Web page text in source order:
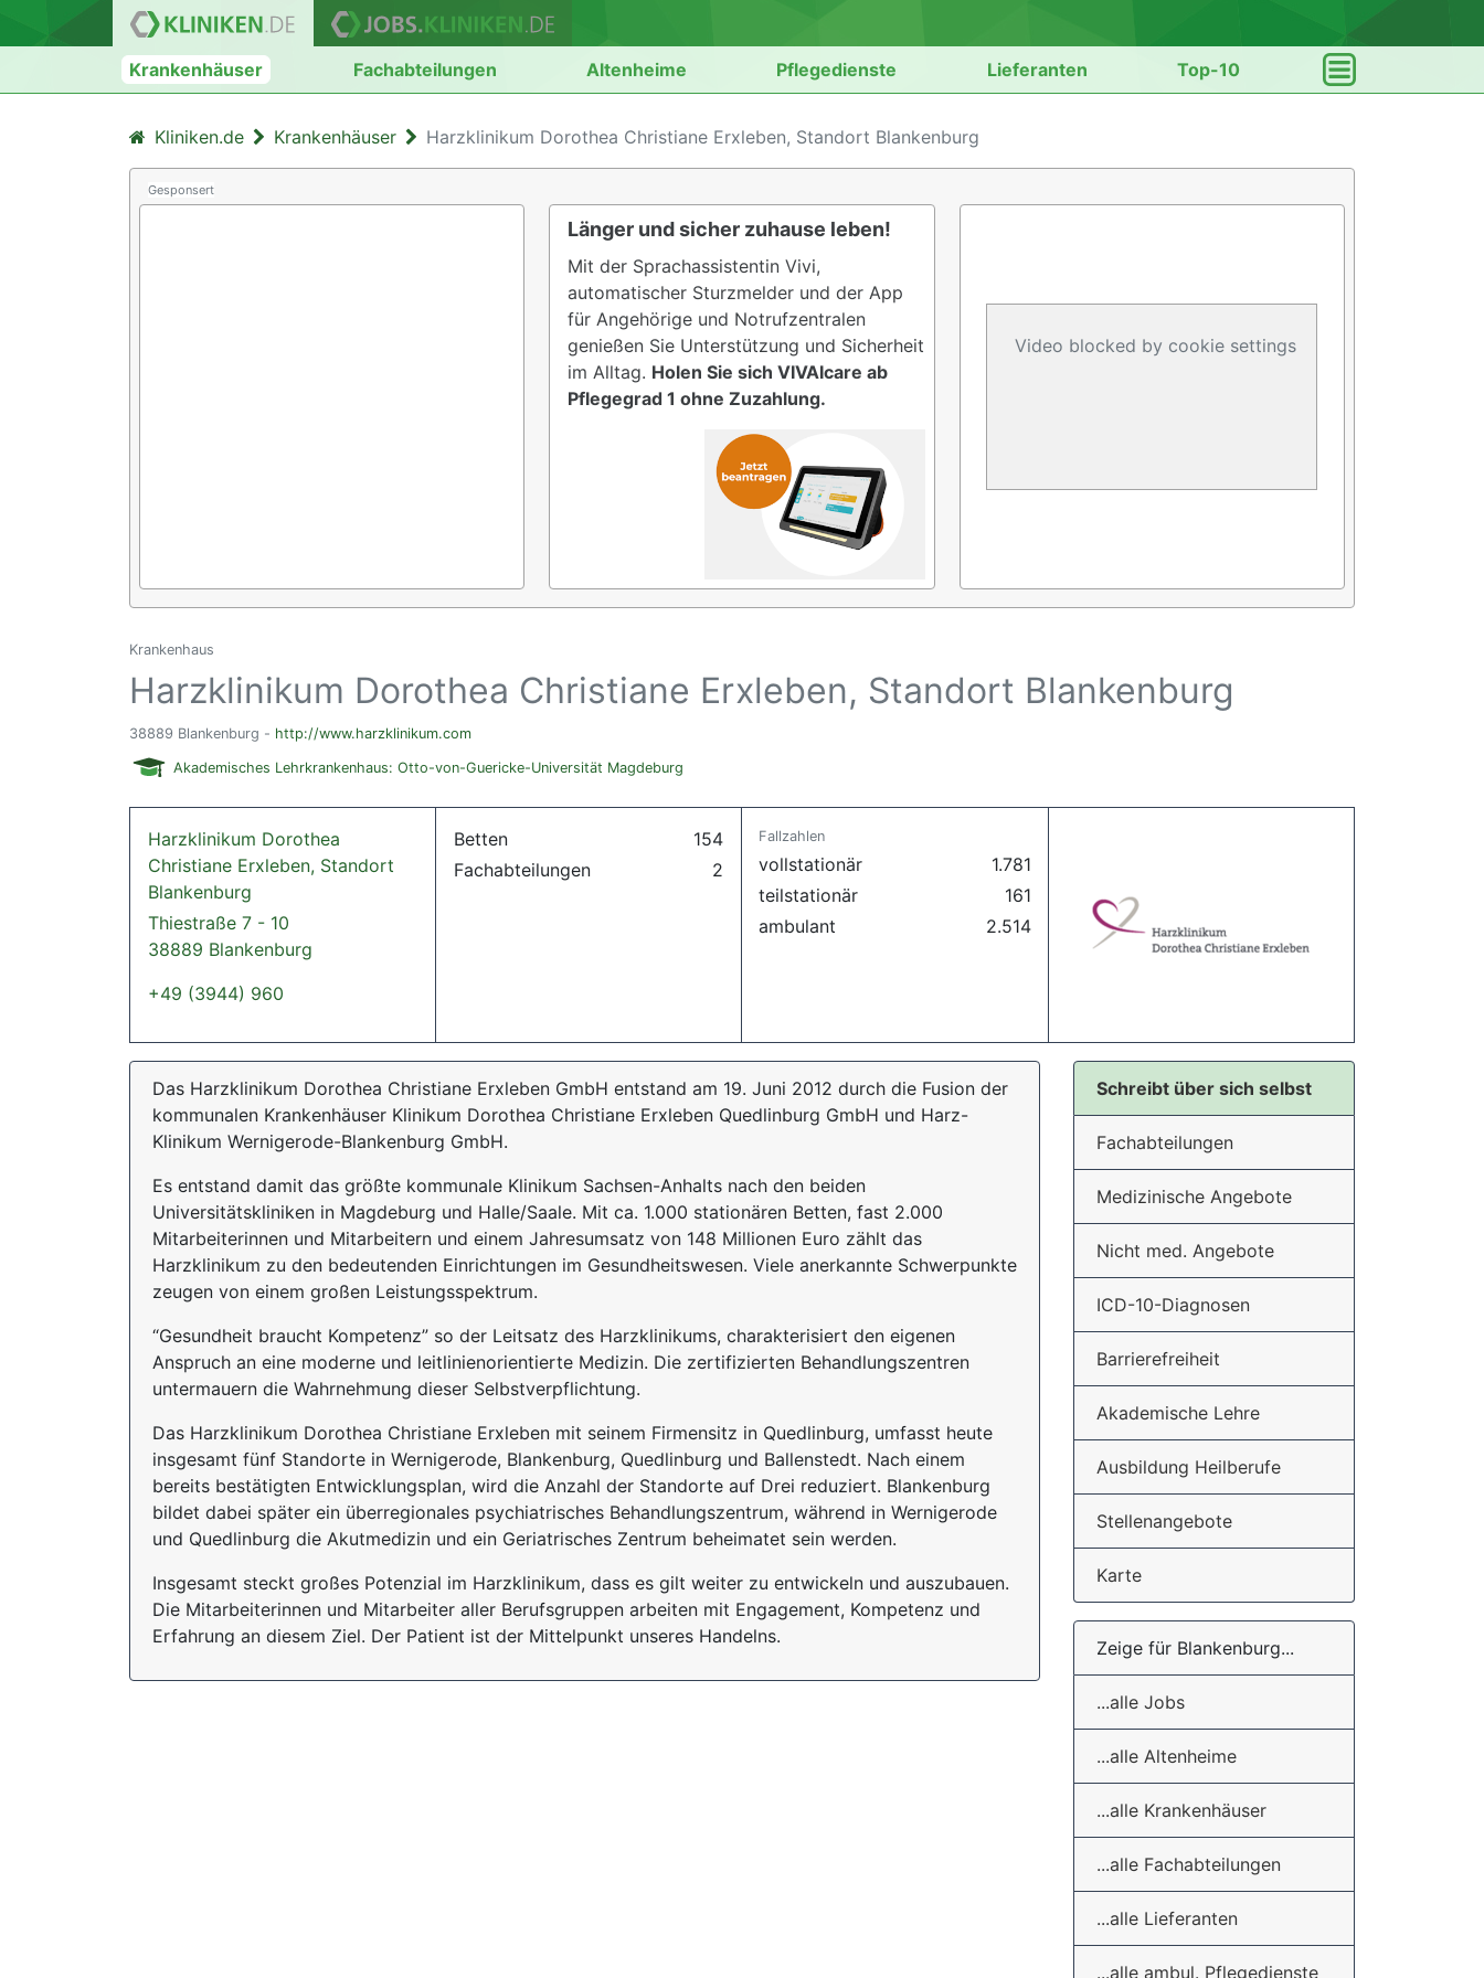
Krankenhäuser Fachabteilungen Altenheime Pflegedienste Lieferanten Top-10
Kliniken.de Krankenhäuser Harzklinikum Dorothea Christiane Erxleben, Standort Blankenburg
Gesponsert
Länger und sicher zuhause leben!
Mit der Sprachassistentin Vivi,
automatischer Sturzmelder und der App
für Angehörige und Notrufzentralen
genießen Sie Unterstützung und Sicherheit
im Alltag. Holen Sie sich VIVAIcare ab
Pflegegrad 1 ohne Zuzahlung.
Video blocked by cookie settings
Krankenhaus
Harzklinikum Dorothea Christiane Erxleben, Standort Blankenburg
38889 Blankenburg - http://www.harzklinikum.com
Akademisches Lehrkrankenhaus: Otto-von-Guericke-Universität Magdeburg
Harzklinikum Dorothea
Christiane Erxleben, Standort
Blankenburg
Thiestraße 7 - 10
38889 Blankenburg
+49 (3944) 960
Betten
154
Fachabteilungen
2
Fallzahlen
vollstationär
1.781
teilstationär
161
ambulant
2.514
Das Harzklinikum Dorothea Christiane Erxleben GmbH entstand am 19. Juni 2012 durch die Fusion der
kommunalen Krankenhäuser Klinikum Dorothea Christiane Erxleben Quedlinburg GmbH und Harz-
Klinikum Wernigerode-Blankenburg GmbH.
Es entstand damit das größte kommunale Klinikum Sachsen-Anhalts nach den beiden
Universitätskliniken in Magdeburg und Halle/Saale. Mit ca. 1.000 stationären Betten, fast 2.000
Mitarbeiterinnen und Mitarbeitern und einem Jahresumsatz von 148 Millionen Euro zählt das
Harzklinikum zu den bedeutenden Einrichtungen im Gesundheitswesen. Viele anerkannte Schwerpunkte
zeugen von einem großen Leistungsspektrum.
“Gesundheit braucht Kompetenz” so der Leitsatz des Harzklinikums, charakterisiert den eigenen
Anspruch an eine moderne und leitlinienorientierte Medizin. Die zertifizierten Behandlungszentren
untermauern die Wahrnehmung dieser Selbstverpflichtung.
Das Harzklinikum Dorothea Christiane Erxleben mit seinem Firmensitz in Quedlinburg, umfasst heute
insgesamt fünf Standorte in Wernigerode, Blankenburg, Quedlinburg und Ballenstedt. Nach einem
bereits bestätigten Entwicklungsplan, wird die Anzahl der Standorte auf Drei reduziert. Blankenburg
bildet dabei später ein überregionales psychiatrisches Behandlungszentrum, während in Wernigerode
und Quedlinburg die Akutmedizin und ein Geriatrisches Zentrum beheimatet sein werden.
Insgesamt steckt großes Potenzial im Harzklinikum, dass es gilt weiter zu entwickeln und auszubauen.
Die Mitarbeiterinnen und Mitarbeiter aller Berufsgruppen arbeiten mit Engagement, Kompetenz und
Erfahrung an diesem Ziel. Der Patient ist der Mittelpunkt unseres Handelns.
Schreibt über sich selbst
Fachabteilungen
Medizinische Angebote
Nicht med. Angebote
ICD-10-Diagnosen
Barrierefreiheit
Akademische Lehre
Ausbildung Heilberufe
Stellenangebote
Karte
Zeige für Blankenburg...
...alle Jobs
...alle Altenheime
...alle Krankenhäuser
...alle Fachabteilungen
...alle Lieferanten
...alle ambul. Pflegedienste